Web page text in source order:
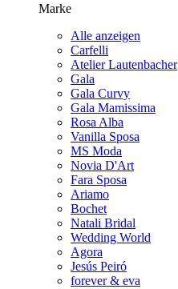
Marke
Alle anzeigen
Carfelli
Atelier Lautenbacher
Gala
Gala Curvy
Gala Mamissima
Rosa Alba
Vanilla Sposa
MS Moda
Novia D'Art
Fara Sposa
Ariamo
Bochet
Natali Bridal
Wedding World
Agora
Jesús Peiró
forever & eva